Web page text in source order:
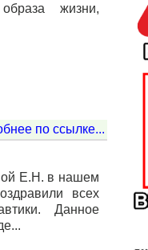
жизни,
по ссылке...
Е.Н. в нашем
всех
Данное